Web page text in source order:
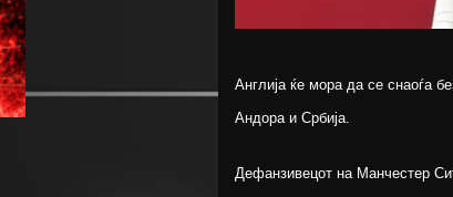
Англија ќе мора да се снаоѓа
Андора и Србија.
Дефанзивецот на Манчестер